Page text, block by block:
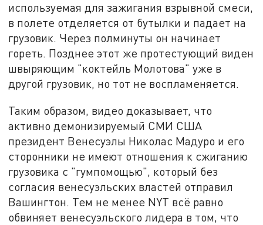
используемая для зажигания взрывной смеси,
в полете отделяется от бутылки и падает на
грузовик. Через полминуты он начинает
гореть. Позднее этот же протестующий виден
швыряющим "коктейль Молотова" уже в
другой грузовик, но тот не воспламеняется.
Таким образом, видео доказывает, что
активно демонизируемый СМИ США
президент Венесуэлы Николас Мадуро и его
сторонники не имеют отношения к сжиганию
грузовика с "гумпомощью", который без
согласия венесуэльских властей отправил
Вашингтон. Тем не менее NYT всё равно
обвиняет венесуэльского лидера в том, что